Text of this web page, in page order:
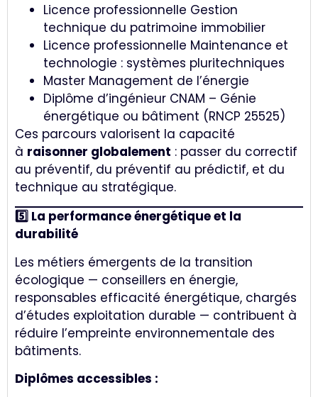
Licence professionnelle Gestion
technique du patrimoine immobilier
Licence professionnelle Maintenance et
technologie : systèmes pluritechniques
Master Management de l’énergie
Diplôme d’ingénieur CNAM – Génie
énergétique ou bâtiment (RNCP 25525)
Ces parcours valorisent la capacité
à raisonner globalement : passer du correctif
au préventif, du préventif au prédictif, et du
technique au stratégique.
5️⃣ La performance énergétique et la
durabilité
Les métiers émergents de la transition
écologique — conseillers en énergie,
responsables efficacité énergétique, chargés
d’études exploitation durable — contribuent à
réduire l’empreinte environnementale des
bâtiments.
Diplômes accessibles :